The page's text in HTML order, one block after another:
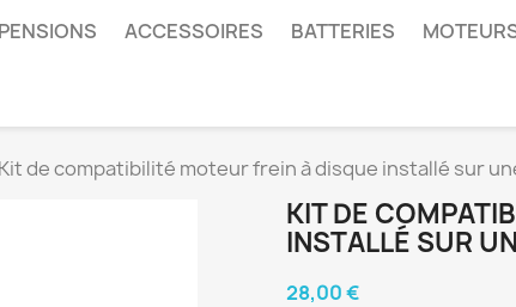
ACCESSOIRES BATTERIES
Kit de compatibilité moteur frein à disque installé sur
KIT DE
INSTALLÉ SUR
28,00 €